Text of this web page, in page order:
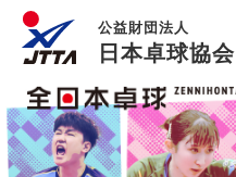
公益財団法人
日本卓球協会